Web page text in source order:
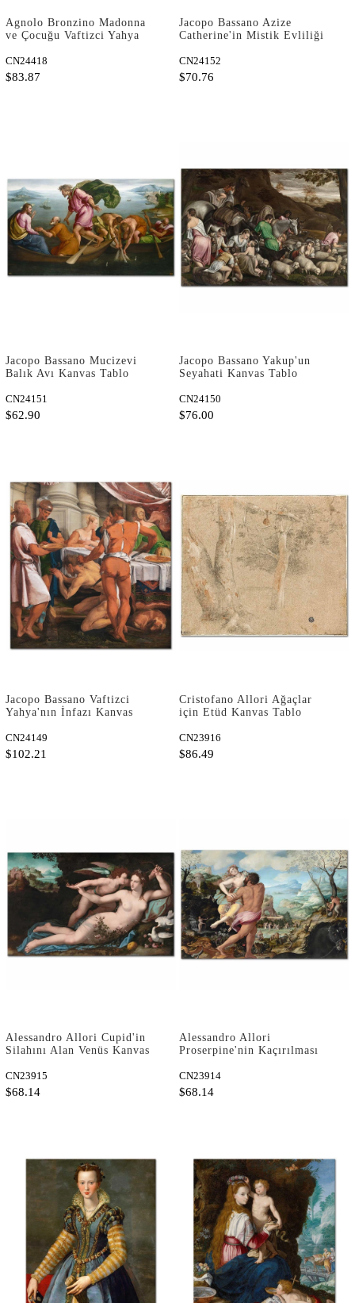
Agnolo Bronzino Madonna
ve Çocuğu Vaftizci Yahya
CN24418
$83.87
Jacopo Bassano Azize
Catherine'in Mistik Evliliği
CN24152
$70.76
Jacopo Bassano Mucizevi
Balık Avı Kanvas Tablo
CN24151
$62.90
Jacopo Bassano Yakup'un
Seyahati Kanvas Tablo
CN24150
$76.00
Jacopo Bassano Vaftizci
Yahya'nın İnfazı Kanvas
CN24149
$102.21
Cristofano Allori Ağaçlar
için Etüd Kanvas Tablo
CN23916
$86.49
Alessandro Allori Cupid'in
Silahını Alan Venüs Kanvas
CN23915
$68.14
Alessandro Allori
Proserpine'nin Kaçırılması
CN23914
$68.14